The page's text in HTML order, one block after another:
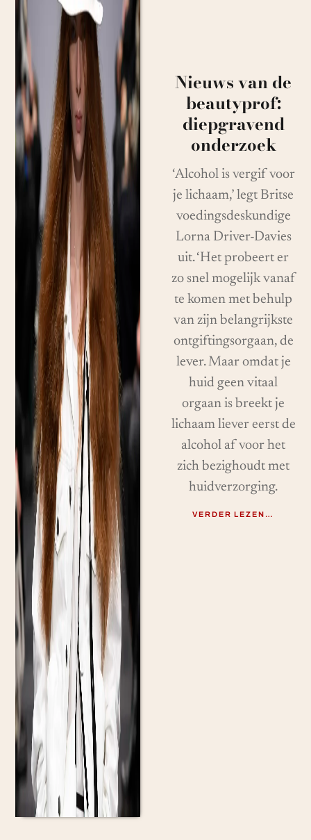
Nieuws van de
beautyprof:
diepgravend
onderzoek
‘Alcohol is vergif voor
je lichaam,’ legt Britse
voedingsdeskundige
Lorna Driver-Davies
uit. ‘Het probeert er
zo snel mogelijk vanaf
te komen met behulp
van zijn belangrijkste
ontgiftingsorgaan, de
lever. Maar omdat je
huid geen vitaal
orgaan is breekt je
lichaam liever eerst de
alcohol af voor het
zich bezighoudt met
huidverzorging.
VERDER LEZEN…